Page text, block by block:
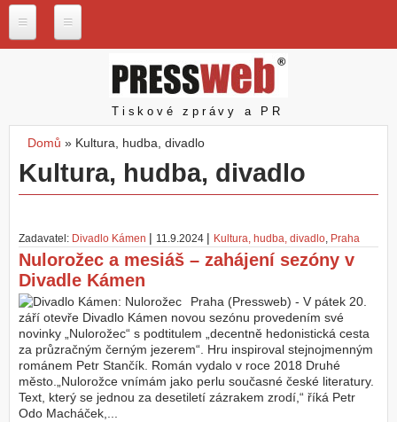
P
e
b
.
c
N
a
š
e
s
l
u
ž
b
y
Pressweb
Tiskové zprávy a PR
Jste zde
Domů » Kultura, hudba, divadlo
Kultura, hudba, divadlo
Zadavatel: Divadlo Kámen | 11.9.2024 | Kultura, hudba, divadlo, Praha
Nulorožec a mesiáš – zahájení sezóny v
Divadle Kámen
Praha (Pressweb) - V pátek 20.
září otevře Divadlo Kámen novou sezónu provedením své
novinky „Nulorožec“ s podtitulem „decentně hedonistická cesta
za průzračným černým jezerem“. Hru inspiroval stejnojmenným
románem Petr Stančík. Román vydalo v roce 2018 Druhé
město.„Nulorožce vnímám jako perlu současné české literatury.
Text, který se jednou za desetiletí zázrakem zrodí,“ říká Petr
Odo Macháček,...